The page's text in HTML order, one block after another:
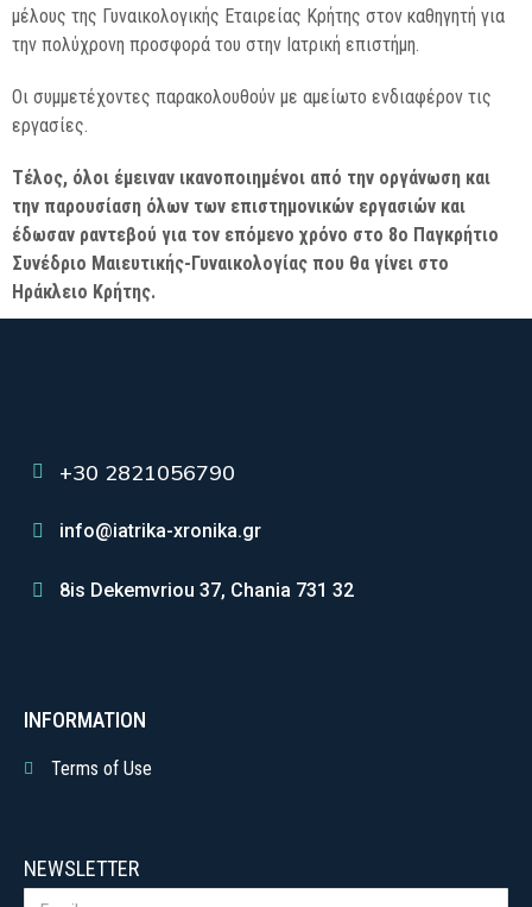
μέλους της Γυναικολογικής Εταιρείας Κρήτης στον καθηγητή για
την πολύχρονη προσφορά του στην Ιατρική επιστήμη.
Οι συμμετέχοντες παρακολουθούν με αμείωτο ενδιαφέρον τις
εργασίες.
Τέλος, όλοι έμειναν ικανοποιημένοι από την οργάνωση και
την παρουσίαση όλων των επιστημονικών εργασιών και
έδωσαν ραντεβού για τον επόμενο χρόνο στο 8ο Παγκρήτιο
Συνέδριο Μαιευτικής-Γυναικολογίας που θα γίνει στο
Ηράκλειο Κρήτης.
+30 2821056790
info@iatrika-xronika.gr
8is Dekemvriou 37, Chania 731 32
INFORMATION
Terms of Use
NEWSLETTER